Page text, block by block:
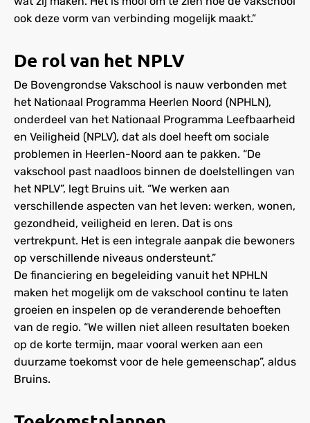
ook deze vorm van verbinding mogelijk maakt.”
De rol van het NPLV
De Bovengrondse Vakschool is nauw verbonden met
het Nationaal Programma Heerlen Noord (NPHLN),
onderdeel van het Nationaal Programma Leefbaarheid
en Veiligheid (NPLV), dat als doel heeft om sociale
problemen in Heerlen-Noord aan te pakken. “De
vakschool past naadloos binnen de doelstellingen van
het NPLV”, legt Bruins uit. “We werken aan
verschillende aspecten van het leven: werken, wonen,
gezondheid, veiligheid en leren. Dat is ons
vertrekpunt. Het is een integrale aanpak die bewoners
op verschillende niveaus ondersteunt.”
De financiering en begeleiding vanuit het NPHLN
maken het mogelijk om de vakschool continu te laten
groeien en inspelen op de veranderende behoeften
van de regio. “We willen niet alleen resultaten boeken
op de korte termijn, maar vooral werken aan een
duurzame toekomst voor de hele gemeenschap”, aldus
Bruins.